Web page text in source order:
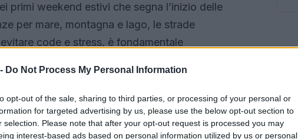
Do Not Process My Personal Information
opt-out of the sale, sharing to third parties, or processing of your personal or
for targeted advertising by us, please use the below opt-out section to
selection. Please note that after your opt-out request is processed you may
interest-based ads based on personal information utilized by us or personal
primi weekend estivi che segna l’inizio delle
per mare, montagna e lago, le strade
code e stress, è fondamentale